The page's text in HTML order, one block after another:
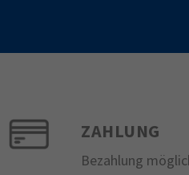
ZAHLUNG
Bezahlung